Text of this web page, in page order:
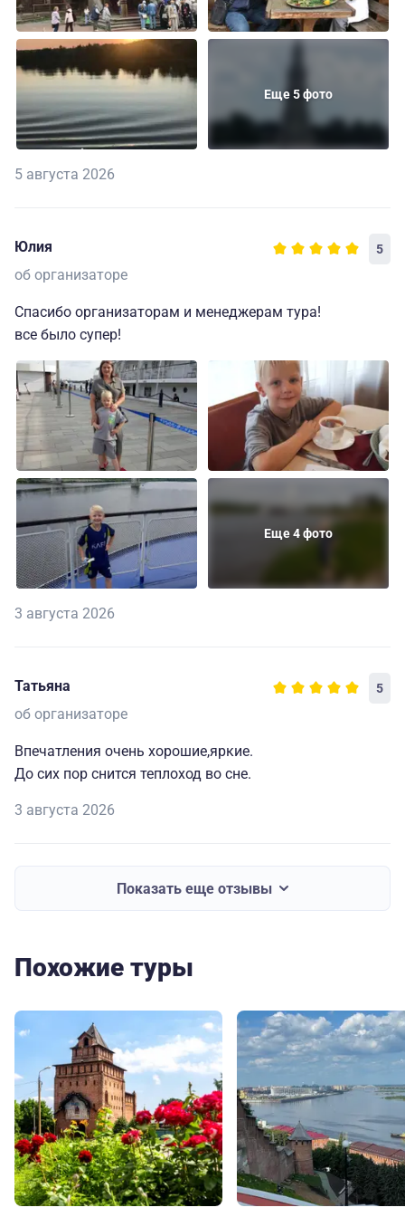
Еще 5 фото
5 августа 2026
Юлия 5
об организаторе
Спасибо организаторам и менеджерам тура!
все было супер!
Еще 4 фото
3 августа 2026
Татьяна 5
об организаторе
Впечатления очень хорошие,яркие.
До сих пор снится теплоход во сне.
3 августа 2026
Показать еще отзывы
Похожие туры